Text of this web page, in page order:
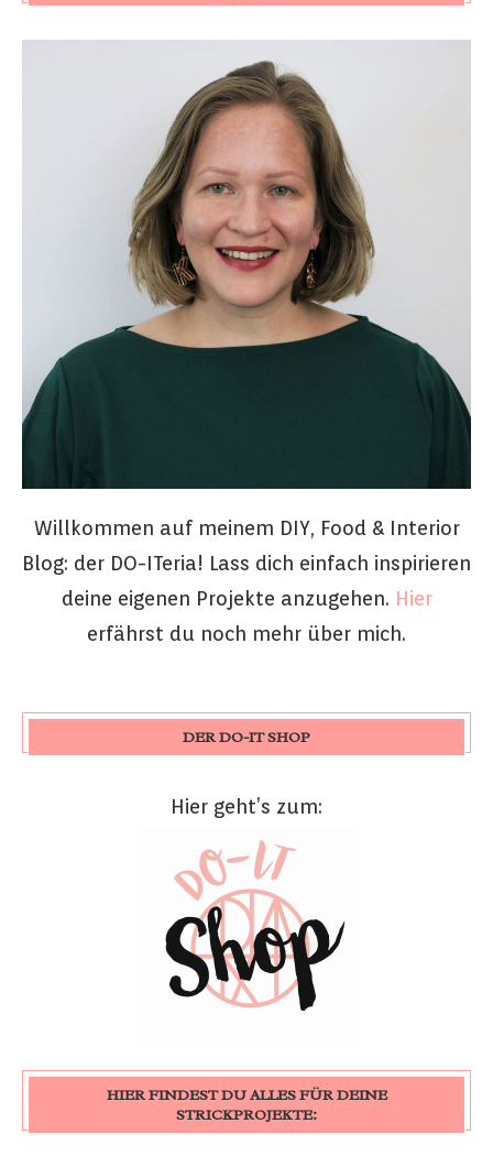
Willkommen auf meinem DIY, Food & Interior
Blog: der DO-ITeria! Lass dich einfach inspirieren
deine eigenen Projekte anzugehen. Hier
erfährst du noch mehr über mich.
DER DO-IT SHOP
Hier geht’s zum:
HIER FINDEST DU ALLES FÜR DEINE
STRICKPROJEKTE: